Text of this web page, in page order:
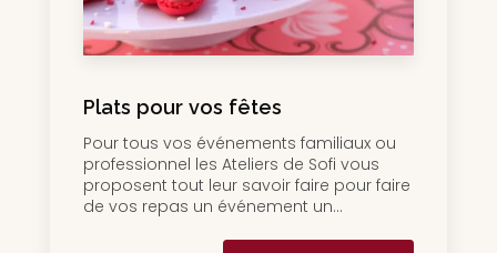
Plats pour vos fêtes
Pour tous vos événements familiaux ou
professionnel les Ateliers de Sofi vous
proposent tout leur savoir faire pour faire
de vos repas un événement un...